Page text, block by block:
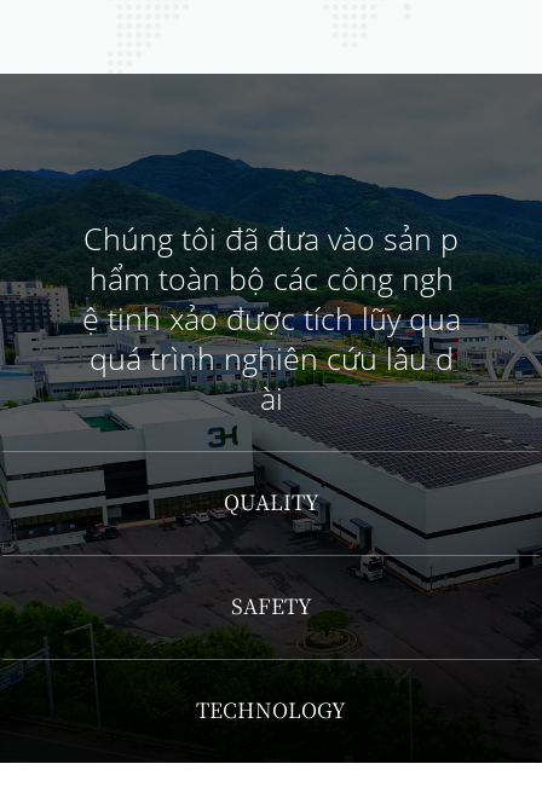
Chúng tôi đã đưa vào sản p
hẩm toàn bộ các công ngh
ệ tinh xảo được tích lũy qua
quá trình nghiên cứu lâu d
ài
QUALITY
SAFETY
TECHNOLOGY